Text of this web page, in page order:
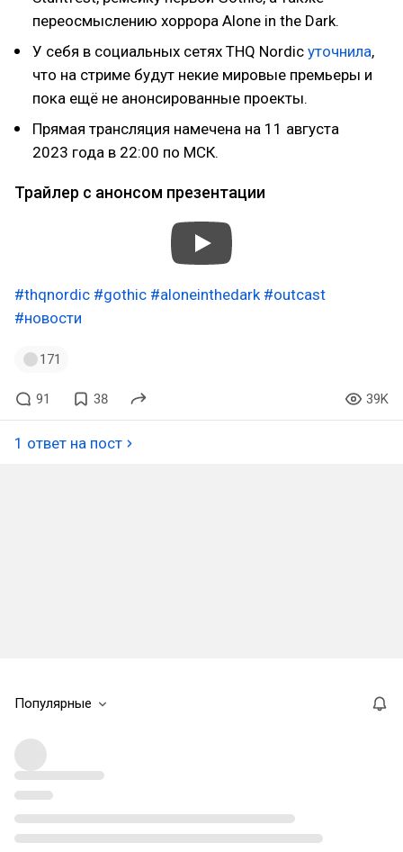
переосмыслению хоррора Alone in the Dark.
У себя в социальных сетях THQ Nordic уточнила,
что на стриме будут некие мировые премьеры и
пока ещё не анонсированные проекты.
Прямая трансляция намечена на 11 августа
2023 года в 22:00 по МСК.
Трайлер с анонсом презентации
#thqnordic #gothic #aloneinthedark #outcast
#новости
171
91 38 39K
1 ответ на пост
Популярные